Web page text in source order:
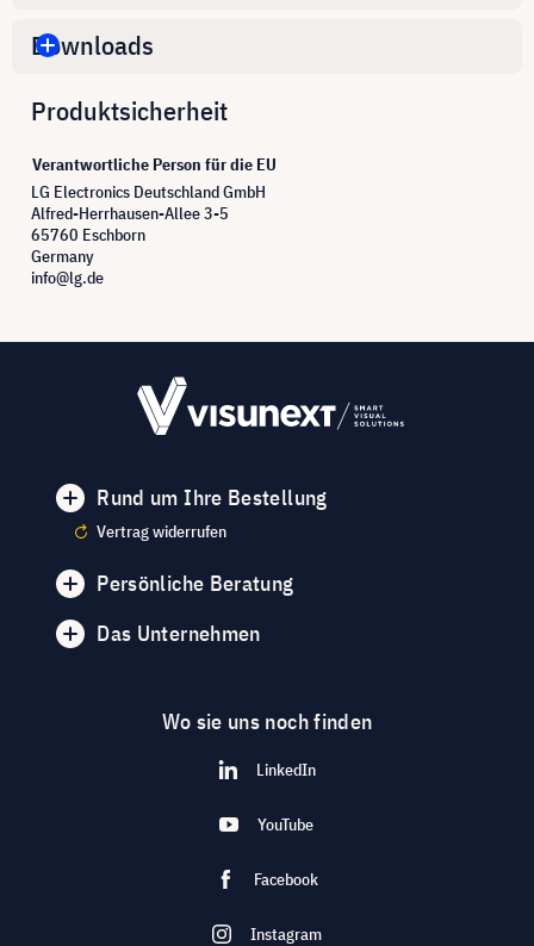
Downloads
Produktsicherheit
Verantwortliche Person für die EU
LG Electronics Deutschland GmbH
Alfred-Herrhausen-Allee 3-5
65760 Eschborn
Germany
info@lg.de
Rund um Ihre Bestellung
Vertrag widerrufen
Persönliche Beratung
Das Unternehmen
Wo sie uns noch finden
LinkedIn
YouTube
Facebook
Instagram